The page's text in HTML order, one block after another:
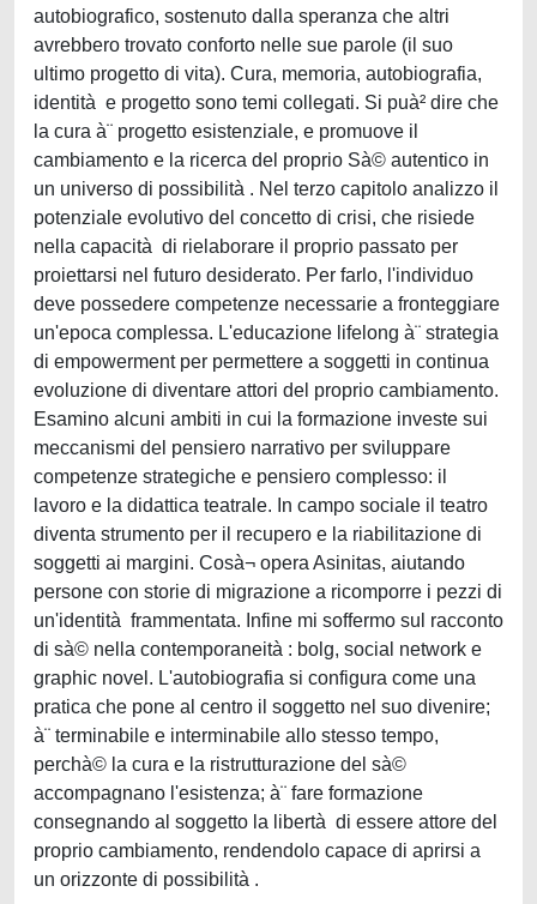
autobiografico, sostenuto dalla speranza che altri
avrebbero trovato conforto nelle sue parole (il suo
ultimo progetto di vita). Cura, memoria, autobiografia,
identità e progetto sono temi collegati. Si puà² dire che
la cura à¨ progetto esistenziale, e promuove il
cambiamento e la ricerca del proprio Sà© autentico in
un universo di possibilità . Nel terzo capitolo analizzo il
potenziale evolutivo del concetto di crisi, che risiede
nella capacità di rielaborare il proprio passato per
proiettarsi nel futuro desiderato. Per farlo, l'individuo
deve possedere competenze necessarie a fronteggiare
un'epoca complessa. L'educazione lifelong à¨ strategia
di empowerment per permettere a soggetti in continua
evoluzione di diventare attori del proprio cambiamento.
Esamino alcuni ambiti in cui la formazione investe sui
meccanismi del pensiero narrativo per sviluppare
competenze strategiche e pensiero complesso: il
lavoro e la didattica teatrale. In campo sociale il teatro
diventa strumento per il recupero e la riabilitazione di
soggetti ai margini. Cosà¬ opera Asinitas, aiutando
persone con storie di migrazione a ricomporre i pezzi di
un'identità frammentata. Infine mi soffermo sul racconto
di sà© nella contemporaneità : bolg, social network e
graphic novel. L'autobiografia si configura come una
pratica che pone al centro il soggetto nel suo divenire;
à¨ terminabile e interminabile allo stesso tempo,
perchà© la cura e la ristrutturazione del sà©
accompagnano l'esistenza; à¨ fare formazione
consegnando al soggetto la libertà di essere attore del
proprio cambiamento, rendendolo capace di aprirsi a
un orizzonte di possibilità .